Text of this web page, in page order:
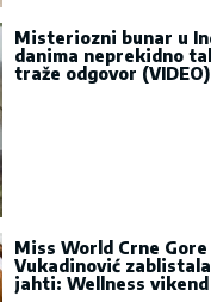
Misteriozni bunar u
danima neprekidno
traže odgovor (VIDEO)
Miss World Crne Gore
Vukadinović
jahti: Wellness vikend